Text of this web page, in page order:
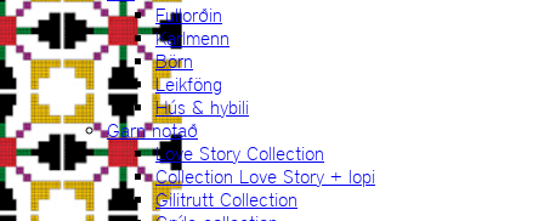
Fullorðin
Karlmenn
Börn
Leikföng
Hús & hybili
Garn notað
Love Story Collection
Collection Love Story + lopi
Gilitrutt Collection